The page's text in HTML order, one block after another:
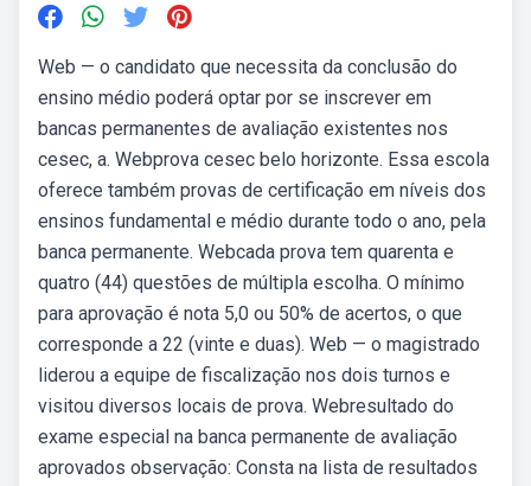
Web — o candidato que necessita da conclusão do
ensino médio poderá optar por se inscrever em
bancas permanentes de avaliação existentes nos
cesec, a. Webprova cesec belo horizonte. Essa escola
oferece também provas de certificação em níveis dos
ensinos fundamental e médio durante todo o ano, pela
banca permanente. Webcada prova tem quarenta e
quatro (44) questões de múltipla escolha. O mínimo
para aprovação é nota 5,0 ou 50% de acertos, o que
corresponde a 22 (vinte e duas). Web — o magistrado
liderou a equipe de fiscalização nos dois turnos e
visitou diversos locais de prova. Webresultado do
exame especial na banca permanente de avaliação
aprovados observação: Consta na lista de resultados